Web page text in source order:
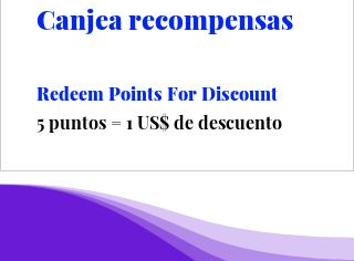
Canjea recompensas
Redeem Points For Discount
5 puntos = 1 US$ de descuento